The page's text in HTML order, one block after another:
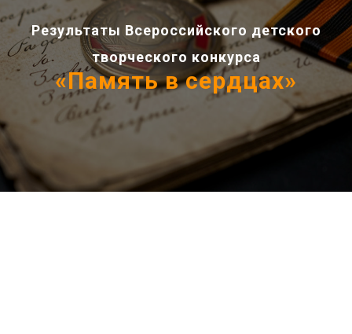
Результаты Всероссийского детского
творческого конкурса
«Память в сердцах»